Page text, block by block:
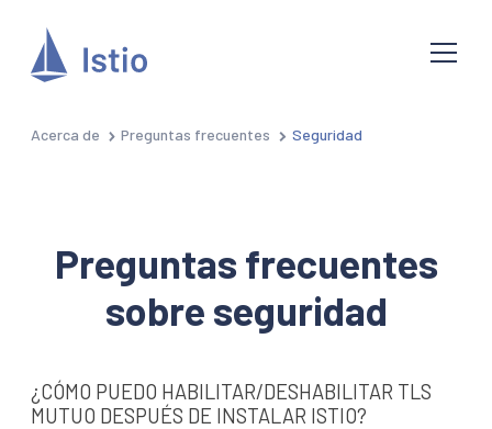
Acerca de Preguntas frecuentes Seguridad
Preguntas frecuentes
sobre seguridad
¿CÓMO PUEDO HABILITAR/DESHABILITAR TLS
MUTUO DESPUÉS DE INSTALAR ISTIO?